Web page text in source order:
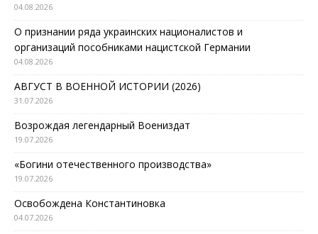
04.08.2026
О признании ряда украинских националистов и
организаций пособниками нацистской Германии
04.08.2026
АВГУСТ В ВОЕННОЙ ИСТОРИИ (2026)
31.07.2026
Возрождая легендарный Воениздат
19.07.2026
«Богини отечественного производства»
19.07.2026
Освобождена Константиновка
04.07.2026